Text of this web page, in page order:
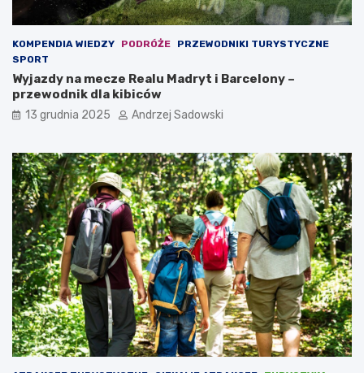
o
w
a
r
t
o
w
i
d
z
i
e
ć
?
k
r
o
z
r
y
w
i
w
S
o
l
c
u
K
u
j
a
w
s
k
KOMPENDIA WIEDZY PODRÓŻE
PRZEWODNIKI TURYSTYCZNE
SPORT
Wyjazdy na mecze Realu Madryt i Barcelony –
przewodnik dla kibiców
13 grudnia 2025 Andrzej Sadowski